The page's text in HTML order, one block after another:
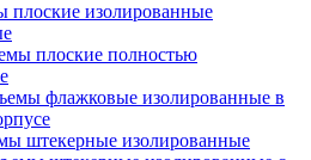
изолированные
плоские полностью
флажковые изолированные в
штекерные изолированные